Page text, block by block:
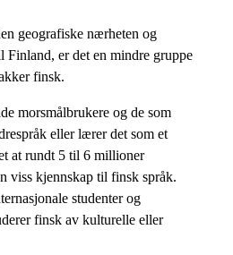
geografiske nærheten og
Finland, er det en mindre gruppe
finsk.
morsmålbrukere og de som
eller lærer det som et
at rundt 5 til 6 millioner
viss kjennskap til finsk språk.
studenter og
finsk av kulturelle eller